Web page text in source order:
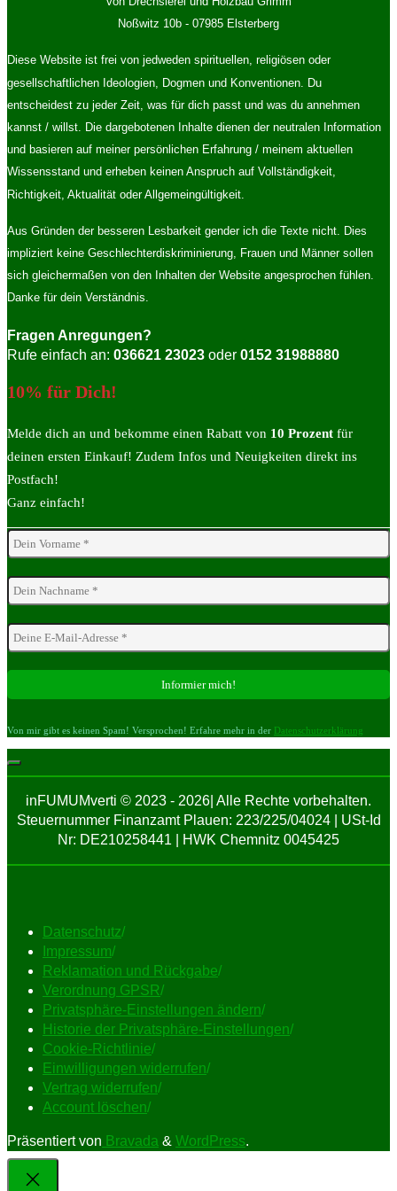
Noßwitz 10b - 07985 Elsterberg
Diese Website ist frei von jedweden spirituellen, religiösen oder
gesellschaftlichen Ideologien, Dogmen und Konventionen. Du
entscheidest zu jeder Zeit, was für dich passt und was du annehmen
kannst / willst. Die dargebotenen Inhalte dienen der neutralen Information
und basieren auf meiner persönlichen Erfahrung / meinem aktuellen
Wissensstand und erheben keinen Anspruch auf Vollständigkeit,
Richtigkeit, Aktualität oder Allgemeingültigkeit.
Aus Gründen der besseren Lesbarkeit gender ich die Texte nicht. Dies
impliziert keine Geschlechterdiskriminierung, Frauen und Männer sollen
sich gleichermaßen von den Inhalten der Website angesprochen fühlen.
Danke für dein Verständnis.
Fragen Anregungen?
Rufe einfach an: 036621 23023 oder 0152 31988880
10% für Dich!
Melde dich an und bekomme einen Rabatt von 10 Prozent für
deinen ersten Einkauf! Zudem Infos und Neuigkeiten direkt ins
Postfach!
Ganz einfach!
Von mir gibt es keinen Spam! Versprochen! Erfahre mehr in der Datenschutzerklärung
inFUMUMverti © 2023 - 2026| Alle Rechte vorbehalten.
Steuernummer Finanzamt Plauen: 223/225/04024 | USt-Id
Nr: DE210258441 | HWK Chemnitz 0045425
Datenschutz/
Impressum/
Reklamation und Rückgabe/
Verordnung GPSR/
Privatsphäre-Einstellungen ändern/
Historie der Privatsphäre-Einstellungen/
Cookie-Richtlinie/
Einwilligungen widerrufen/
Vertrag widerrufen/
Account löschen/
Präsentiert von Bravada & WordPress.